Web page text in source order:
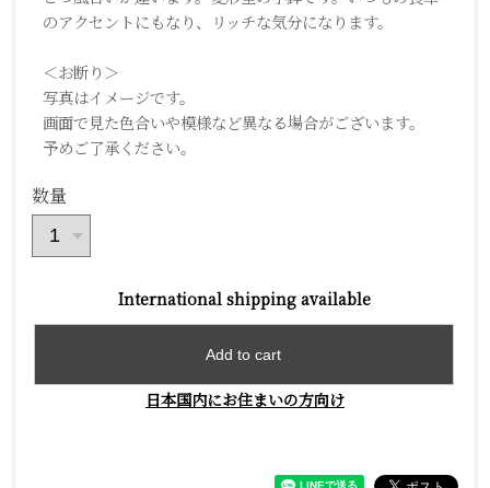
のアクセントにもなり、リッチな気分になります。
＜お断り＞
写真はイメージです。
画面で見た色合いや模様など異なる場合がございます。
予めご了承ください。
数量
International shipping available
Add to cart
日本国内にお住まいの方向け